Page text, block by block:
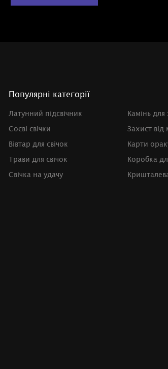
Популярні категорії
Латунний підсвічник
Камінь для
Соєві свічки
Захист від
Вівтар для свічок
Карти
Трави для свічок
Коробка
Свічка на удачу